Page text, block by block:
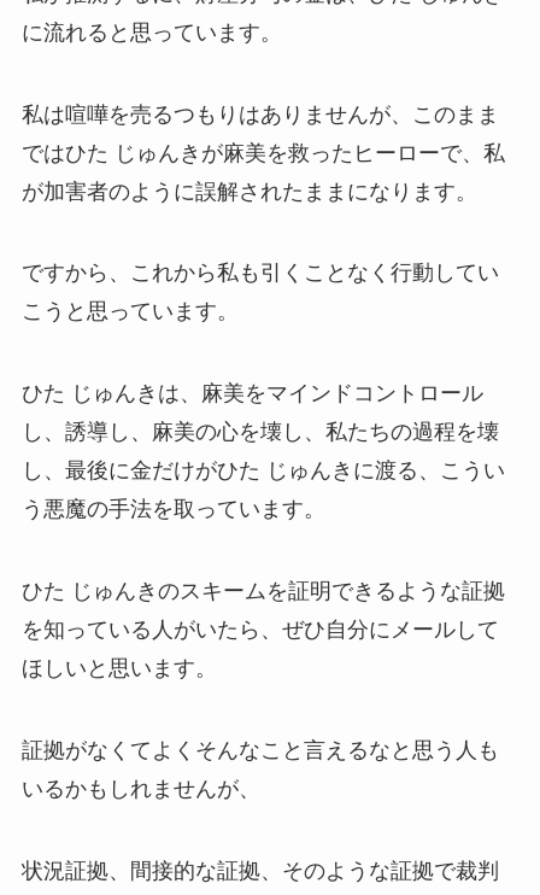
に流れると思っています。
私は喧嘩を売るつもりはありませんが、このまま
ではひた じゅんきが麻美を救ったヒーローで、私
が加害者のように誤解されたままになります。
ですから、これから私も引くことなく行動してい
こうと思っています。
ひた じゅんきは、麻美をマインドコントロール
し、誘導し、麻美の心を壊し、私たちの過程を壊
し、最後に金だけがひた じゅんきに渡る、こうい
う悪魔の手法を取っています。
ひた じゅんきのスキームを証明できるような証拠
を知っている人がいたら、ぜひ自分にメールして
ほしいと思います。
証拠がなくてよくそんなこと言えるなと思う人も
いるかもしれませんが、
状況証拠、間接的な証拠、そのような証拠で裁判